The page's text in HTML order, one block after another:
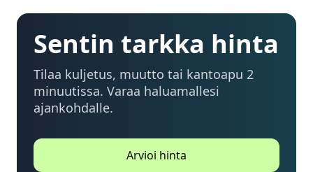
Sentin tarkka hinta
Tilaa kuljetus, muutto tai kantoapu 2
minuutissa. Varaa haluamallesi
ajankohdalle.
Arvioi hinta